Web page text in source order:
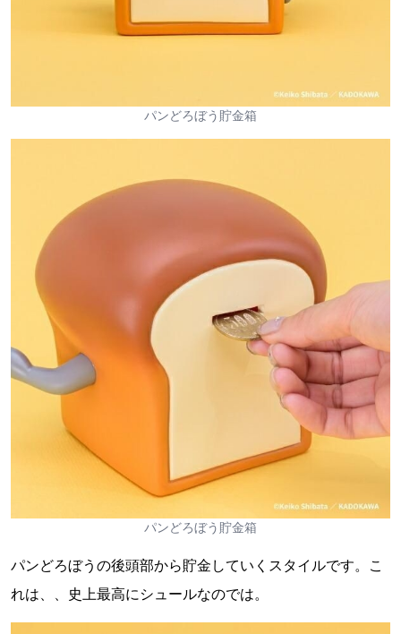
パンどろぼう貯金箱
パンどろぼう貯金箱
パンどろぼうの後頭部から貯金していくスタイルです。こ
れは、、史上最高にシュールなのでは。